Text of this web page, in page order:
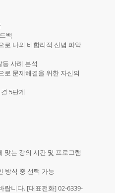
백
로 나의 비합리적 신념 파악
사례 분석
로 문제해결을 위한 자신의
5단계
맞는 강의 시간 및 프로그램
방식 중 선택 가능
랍니다. [대표전화] 02-6339-